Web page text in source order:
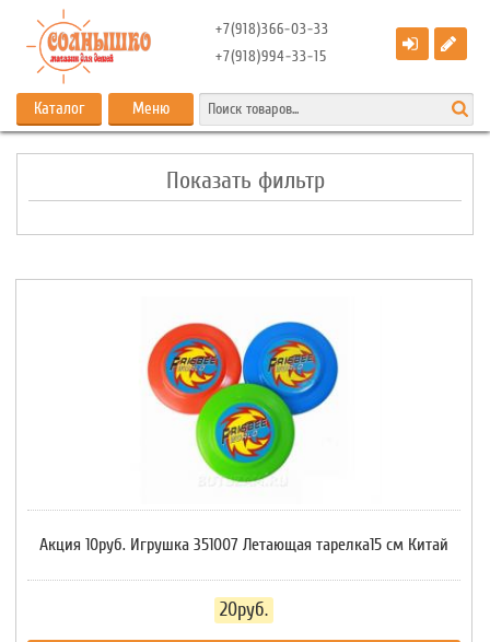
+7(918)366-03-33
+7(918)994-33-15
Каталог Меню
Показать фильтр
Акция 10руб. Игрушка 351007 Летающая тарелка15 см Китай
20руб.